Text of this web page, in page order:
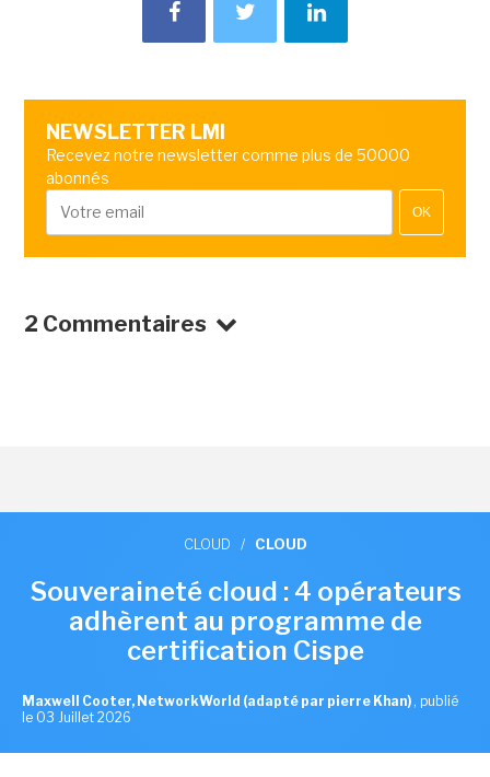
NEWSLETTER LMI
Recevez notre newsletter comme plus de 50000
abonnés
OK
2 Commentaires
CLOUD / CLOUD
Souveraineté cloud : 4 opérateurs
adhèrent au programme de
certification Cispe
Maxwell Cooter, NetworkWorld (adapté par pierre Khan) , publié
le 03 Juillet 2026